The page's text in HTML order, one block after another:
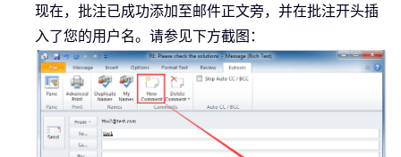
现在，批注已成功添加至邮件正文旁，并在批注开头插
入了您的用户名。请参见下方截图：